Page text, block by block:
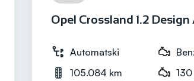
Opel Crossland 1.2
Automatski
105.084 km
130